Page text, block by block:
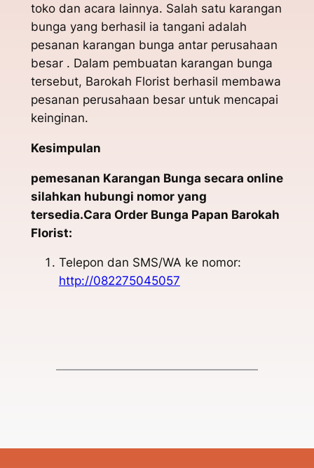
toko dan acara lainnya. Salah satu karangan
bunga yang berhasil ia tangani adalah
pesanan karangan bunga antar perusahaan
besar . Dalam pembuatan karangan bunga
tersebut, Barokah Florist berhasil membawa
pesanan perusahaan besar untuk mencapai
keinginan.
Kesimpulan
pemesanan Karangan Bunga secara online
silahkan hubungi nomor yang
tersedia.Cara Order Bunga Papan Barokah
Florist:
Telepon dan SMS/WA ke nomor:
http://082275045057